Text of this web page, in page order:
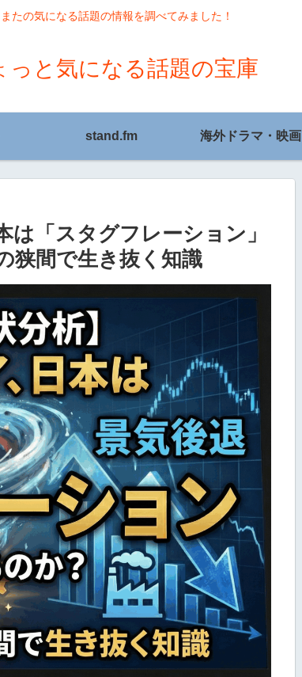
たの気になる話題の情報を調べてみました！
っと気になる話題の宝庫
stand.fm 海外ドラマ・映画
は「スタグフレーション」
狭間で生き抜く知識